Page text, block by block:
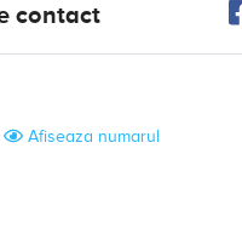
contact
Afiseaza numarul